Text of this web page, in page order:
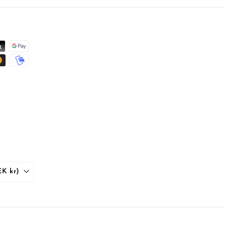
Sverige (SEK kr)